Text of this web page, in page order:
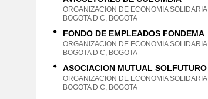
ORGANIZACION DE ECONOMIA SOLIDARIA
BOGOTA D C, BOGOTA
FONDO DE EMPLEADOS FONDEMA
ORGANIZACION DE ECONOMIA SOLIDARIA
BOGOTA D C, BOGOTA
ASOCIACION MUTUAL SOLFUTURO
ORGANIZACION DE ECONOMIA SOLIDARIA
BOGOTA D C, BOGOTA